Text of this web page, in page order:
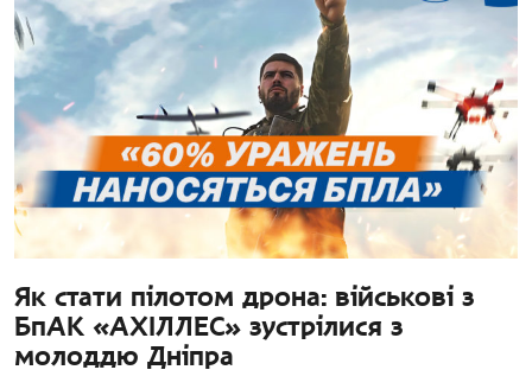
Як стати пілотом дрона: військові з
БпАК «АХІЛЛЕС» зустрілися з
молоддю Дніпра